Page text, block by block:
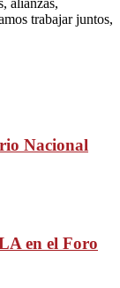
alianzas,
trabajar juntos,
Nacional
en el Foro